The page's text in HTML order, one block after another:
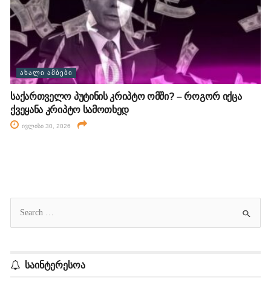
ᲐᲮᲐᲚᲘ ᲐᲛᲑᲔᲑᲘ
საქართველო პუტინის კრიპტო ომში? – როგორ იქცა
ქვეყანა კრიპტო სამოთხედ
ივლისი 30, 2026
საინტერესოა